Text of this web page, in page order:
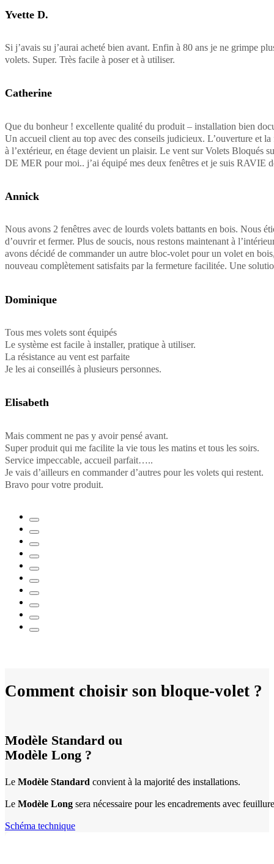
Yvette D.
Si j’avais su j’aurai acheté bien avant. Enfin à 80 ans je ne grimpe
volets. Super. Très facile à poser et à utiliser.
Catherine
Que du bonheur ! excellente qualité du produit – installation bien
Un accueil client au top avec des conseils judicieux. L’ouverture et la
à l’extérieur, en étage devient un plaisir. Le vent sur Volets Bloqués
DE MER pour moi.. j’ai équipé mes deux fenêtres et je suis RAVIE
Annick
Nous avons 2 fenêtres avec de lourds volets battants en bois. Nous
d’ouvrir et fermer. Plus de soucis, nous restons maintenant à
avons décidé de commander un autre bloc-volet pour un volet en
nouveau complètement satisfaits par la fermeture facilitée. Une
Dominique
Tous mes volets sont équipés
Le système est facile à installer, pratique à utiliser.
La résistance au vent est parfaite
Je les ai conseillés à plusieurs personnes.
Elisabeth
Mais comment ne pas y avoir pensé avant.
Super produit qui me facilite la vie tous les matins et tous les soirs.
Service impeccable, accueil parfait…..
Je vais d’ailleurs en commander d’autres pour les volets qui restent.
Bravo pour votre produit.
Comment choisir son bloque-volet ?
Modèle Standard ou
Modèle Long ?
Le Modèle Standard convient à la majorité des installations.
Le Modèle Long sera nécessaire pour les encadrements avec
Schéma technique